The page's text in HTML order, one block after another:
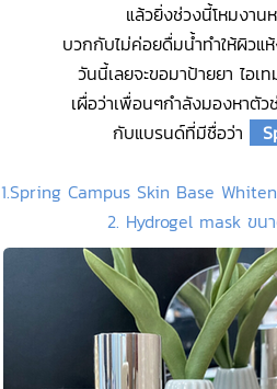
แล้วยิ่งช่วงนี้โหมงาน
บวกกับไม่ค่อยดื่มน้ำทำให้ผิว
วันนี้เลยจะขอมาป้ายยา ไอ
เผื่อว่าเพื่อนๆกำลังมองหาตั
กับแบรนด์ที่มีชื่อว่า
1.Spring Campus Skin Base
2. Hydrogel mask ขน